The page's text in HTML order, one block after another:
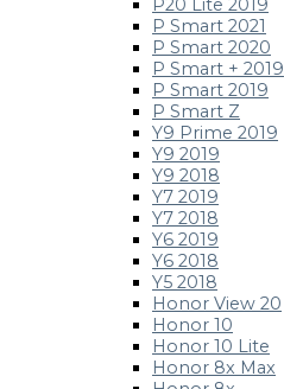
P20 Lite 2019
P Smart 2021
P Smart 2020
P Smart + 2019
P Smart 2019
P Smart Z
Y9 Prime 2019
Y9 2019
Y9 2018
Y7 2019
Y7 2018
Y6 2019
Y6 2018
Y5 2018
Honor View 20
Honor 10
Honor 10 Lite
Honor 8x Max